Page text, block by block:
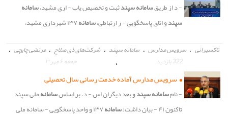
متقاضی سرویس مدارس هستند
- د از طریقسامانه سپندثبت و تخصیص یاب - اری مشهد،سامانه
سپندو اتاق پاسخگویی - ر ارتباطی،سامانه۱۳۷ شهرداری مشهد،
تاکسیرانی ، سرویس مدارس ، سامانه سپند ، شرکت‌های ذی صلاح ، مرتضی چایچی ،
322 بازدید ، جمعه ۶ مهر ۳
سرویس مدارس آماده خدمت رسانی سال تحصیلی
- ‌نامسامانه سپندو بعد دیگران اس - د. بر اساسسامانهملی سپند
تاکنون ۴۱ - بیان داشت:
سامانه۱۳۷ و واحد پاسخگویی - سامانه ملی